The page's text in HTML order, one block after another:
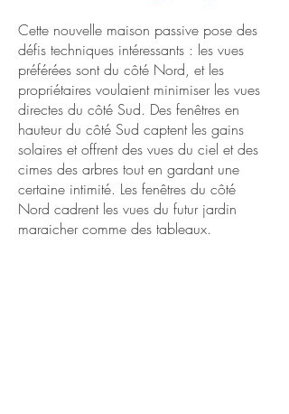
Cette nouvelle maison passive pose des
défis techniques intéressants : les vues
préférées sont du côté Nord, et les
propriétaires voulaient minimiser les vues
directes du côté Sud. Des fenêtres en
hauteur du côté Sud captent les gains
solaires et offrent des vues du ciel et des
cimes des arbres tout en gardant une
certaine intimité. Les fenêtres du côté
Nord cadrent les vues du futur jardin
maraicher comme des tableaux.